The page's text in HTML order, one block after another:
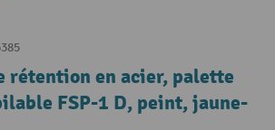
rétention en acier, palette
FSP-1 D, peint, jaune-